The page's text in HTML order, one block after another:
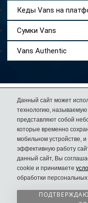
Кеды Vans на
Сумки Vans
Vans Authentic
Работаемс 2009 года
Более 50 000
74% клиентов
Дисконт №1
в России
Данный сайт может
технологию, называемую cookie. Файлы cookie
представляют собой
которые временно сохраняются на вашем компьютере или
мобильном устройстве,
эффективную работу сайта. Продолжая
данный сайт, Вы
cookie и принимаете
обработки